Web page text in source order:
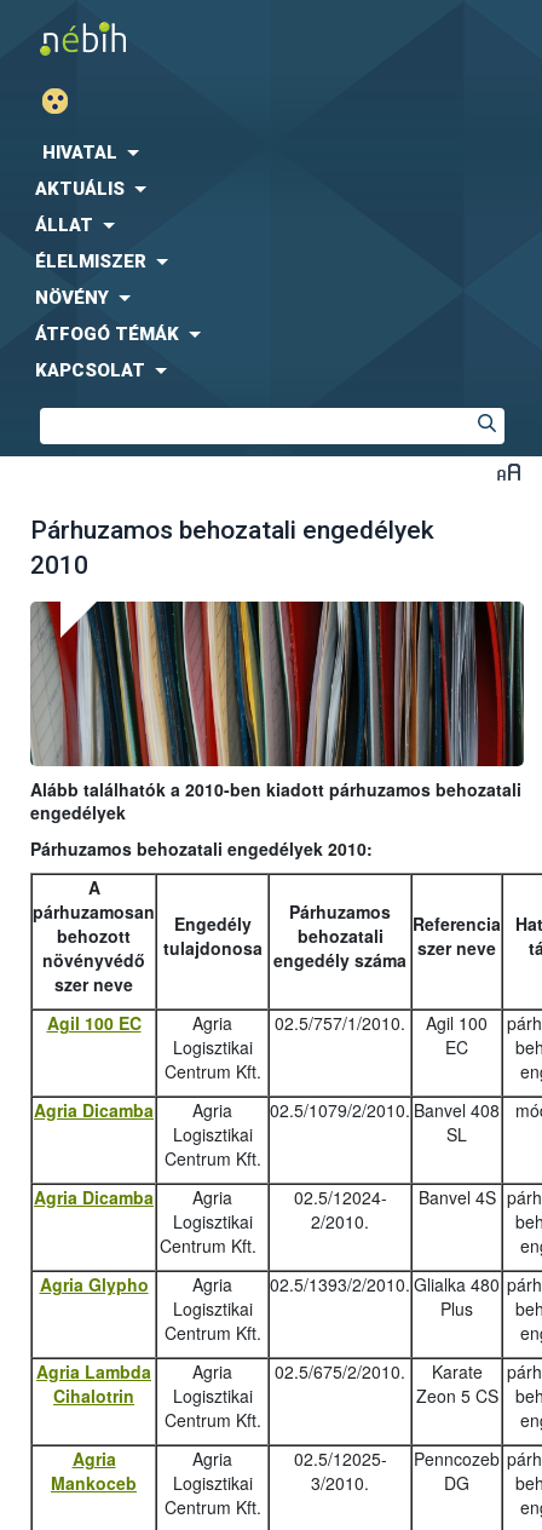
HIVATAL
AKTUÁLIS
ÁLLAT
ÉLELMISZER
NÖVÉNY
ÁTFOGÓ TÉMÁK
KAPCSOLAT
Párhuzamos behozatali engedélyek
2010
Alább találhatók a 2010-ben kiadott párhuzamos behozatali
engedélyek
Párhuzamos behozatali engedélyek 2010:
A
párhuzamosan
behozott
növényvédő
szer neve
Engedély
tulajdonosa
Párhuzamos
behozatali
engedély száma
Referencia
szer neve
Agil 100 EC
Agria
Logisztikai
Centrum Kft.
02.5/757/1/2010.
Agil 100
EC
Agria Dicamba
Agria
Logisztikai
Centrum Kft.
02.5/1079/2/2010. Banvel 408
SL
Agria Dicamba
Agria
Logisztikai
Centrum Kft.
02.5/12024-
2/2010.
Banvel 4S
Agria Glypho
Agria
Logisztikai
Centrum Kft.
02.5/1393/2/2010. Glialka 480
Plus
Agria Lambda
Cihalotrin
Agria
Logisztikai
Centrum Kft.
02.5/675/2/2010.
Karate
Zeon 5 CS
Agria
Mankoceb
Agria
Logisztikai
Centrum Kft.
02.5/12025-
3/2010.
Penncozeb
DG